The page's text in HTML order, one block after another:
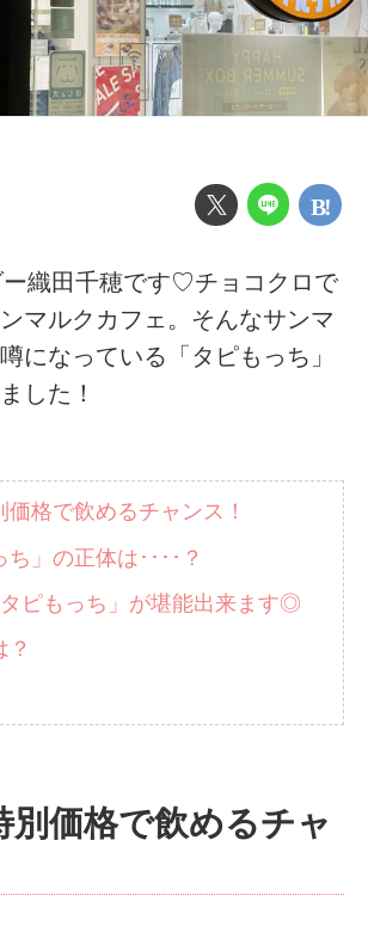
織田千穂です♡チョコクロで
マルクカフェ。そんなサンマ
になっている「タピもっち」
した！
価格で飲めるチャンス！
ち」の正体は････？
ピもっち」が堪能出来ます◎
？
別価格で飲めるチャ